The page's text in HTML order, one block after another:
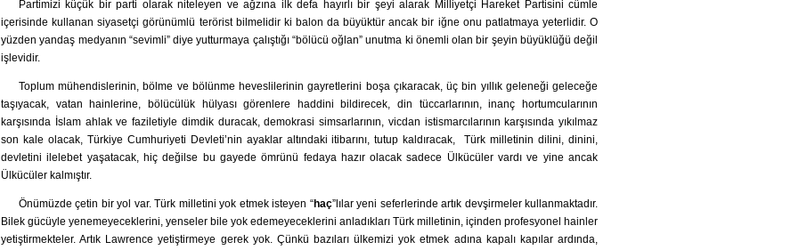
Partimizi küçük bir parti olarak niteleyen ve ağzına ilk defa hayırlı bir şeyi alarak Milliyetçi Hareket Partisini cümle
içerisinde kullanan siyasetçi görünümlü terörist bilmelidir ki balon da büyüktür ancak bir iğne onu patlatmaya yeterlidir. O
yüzden yandaş medyanın “sevimli” diye yutturmaya çalıştığı “bölücü oğlan” unutma ki önemli olan bir şeyin büyüklüğü değil
işlevidir.
Toplum mühendislerinin, bölme ve bölünme heveslilerinin gayretlerini boşa çıkaracak, üç bin yıllık geleneği geleceğe
taşıyacak, vatan hainlerine, bölücülük hülyası görenlere haddini bildirecek, din tüccarlarının, inanç hortumcularının
karşısında İslam ahlak ve faziletiyle dimdik duracak, demokrasi simsarlarının, vicdan istismarcılarının karşısında yıkılmaz
son kale olacak, Türkiye Cumhuriyeti Devleti’nin ayaklar altındaki itibarını, tutup kaldıracak, Türk milletinin dilini, dinini,
devletini ilelebet yaşatacak, hiç değilse bu gayede ömrünü fedaya hazır olacak sadece Ülkücüler vardı ve yine ancak
Ülkücüler kalmıştır.
Önümüzde çetin bir yol var. Türk milletini yok etmek isteyen “haç”lılar yeni seferlerinde artık devşirmeler kullanmaktadır.
Bilek gücüyle yenemeyeceklerini, yenseler bile yok edemeyeceklerini anladıkları Türk milletinin, içinden profesyonel hainler
yetiştirmekteler. Artık Lawrence yetiştirmeye gerek yok. Çünkü bazıları ülkemizi yok etmek adına kapalı kapılar ardında,